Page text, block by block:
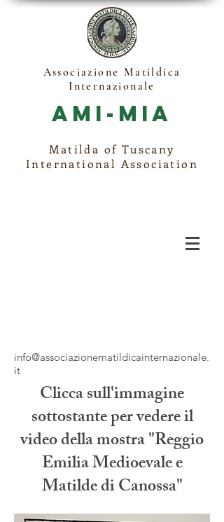
Associazione Matildica
Internazionale
Ami-Mia
Matilda of Tuscany
International Association
info@associazionematildicainternazionale.
it
Clicca sull'immagine
sottostante per vedere il
video della mostra "Reggio
Emilia Medioevale e
Matilde di Canossa"